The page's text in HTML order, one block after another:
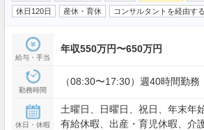
休日120日
産休・育休 コンサルタントを経由す
給与・手当
年収550万円〜650万円
勤務時間
（08:30〜17:30）週40時間勤務
休日・休暇
土曜日、日曜日、祝日、年末年
有給休暇、出産・育児休暇、介